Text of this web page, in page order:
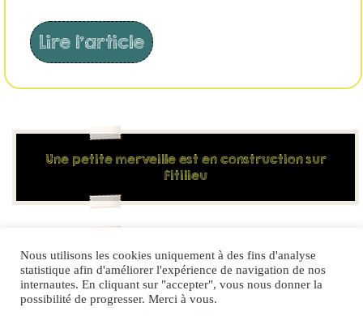
Lire l'article
Une petite merveille est en construction sur
Fitilieu
Saint Albin de Vaulserre abrite « Le repos de
l’arbre »
Nous utilisons les cookies uniquement à des fins d'analyse
statistique afin d'améliorer l'expérience de navigation de nos
internautes. En cliquant sur "accepter", vous nous donner la
possibilité de progresser. Merci à vous.